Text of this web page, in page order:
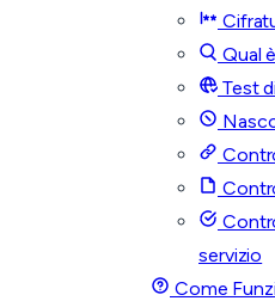
Qual
Test
servizio
Come